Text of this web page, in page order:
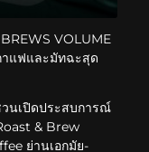
VOLUME
าแฟและมัทฉะสุด
นเปิดประสบการณ์
& Brew
ย่านเอกมัย-